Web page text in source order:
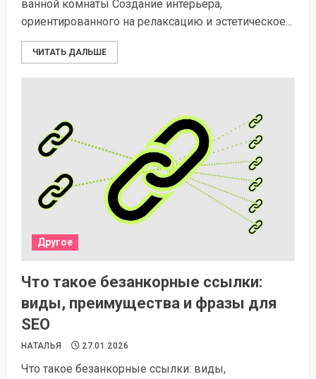
ванной комнаты Создание интерьера,
ориентированного на релаксацию и эстетическое...
ЧИТАТЬ ДАЛЬШЕ
Другое
Что такое безанкорные ссылки:
виды, преимущества и фразы для
SEO
НАТАЛЬЯ 27.01.2026
Что такое безанкорные ссылки: виды,